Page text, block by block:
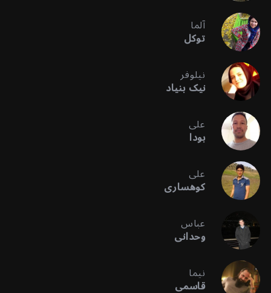
آلما
توکل
نیلوفر
نیک بنیاد
علی
بودا
علی
کوهساری
عباس
وحدانی
نیما
قاسمی